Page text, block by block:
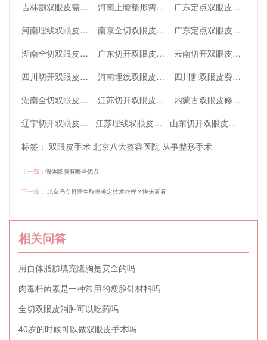
吉林割双眼皮需要多少费用(吉林割双眼皮需要多少费用呢)
河南上睑整形需要多少费用(河南上睑整形需要多少费用一次)
广东定点双眼皮费用(广东定点双眼皮费用多少)
河南埋线双眼皮费用高吗(南阳市做埋线双眼皮价格)
南京全切双眼皮大概需要多少钱(南京全切双眼皮大概需要多少钱呢)
广东定点双眼皮大约费用是多少(广东定点双眼皮大约费用是多少钱)
湖南全切双眼皮费用(湖南做双眼皮)
广东切开双眼皮费用(广州切开双眼皮手术)
云南切开双眼皮费用(云南割双眼皮多少钱)
四川切开双眼皮大约费用是多少(四川切开双眼皮大约费用是多少钱)
河南埋线双眼皮费用(南阳埋线双眼皮)
四川割双眼皮费用(四川割双眼皮费用多少)
湖南全切双眼皮需要多少费用(湖南全切双眼皮需要多少费用呢)
江苏切开双眼皮需要多少费用(江苏切开双眼皮需要多少费用一次)
内蒙古双眼皮修复多少钱(内蒙古双眼皮修复多少钱一颗)
辽宁切开双眼皮费用高吗(辽宁切开双眼皮费用高吗现在)
江苏埋线双眼皮需要多少费用(江苏埋线双眼皮需要多少费用一次)
山东切开双眼皮需要多少费用(山东切开双眼皮需要多少费用呢)
标签： 双眼皮手术 北京八大整容医院 从事整形手术
上一篇： 假体隆胸有哪些优点
下一篇： 北京冯立哲医生取奥美定技术咋样？快来看看
相关问答
用自体脂肪填充隆胸是安全的吗
肉毒杆菌素是一种常用的瘦脸针材料吗
全切双眼皮消肿可以吃药吗
40岁的时候可以做双眼皮手术吗